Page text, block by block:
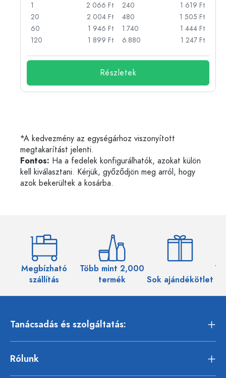
1
2 066 Ft
20
2 004 Ft
60
1 946 Ft
120
1 899 Ft
240
1 619 Ft
480
1 505 Ft
1.740
1 444 Ft
6.880
1 247 Ft
Részletek
*A kedvezmény az egységárhoz viszonyított
megtakarítást jelenti.
Fontos: Ha a fedelek konfigurálhatók, azokat külön
kell kiválasztani. Kérjük, győződjön meg arról, hogy
azok bekerültek a kosárba.
Megbízható
szállítás
Több mint 2,000
termék
Sok ajándékötlet
Tanácsadás és szolgáltatás:
Rólunk